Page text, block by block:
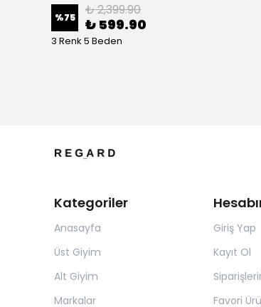
%75 ₺ 2,399.90
₺ 599.90
3 Renk 5 Beden
Kategoriler
Anasayfa
Üst Giyim
Alt Giyim
Markalar
Giriş Yap
Kayıt Ol
Favori